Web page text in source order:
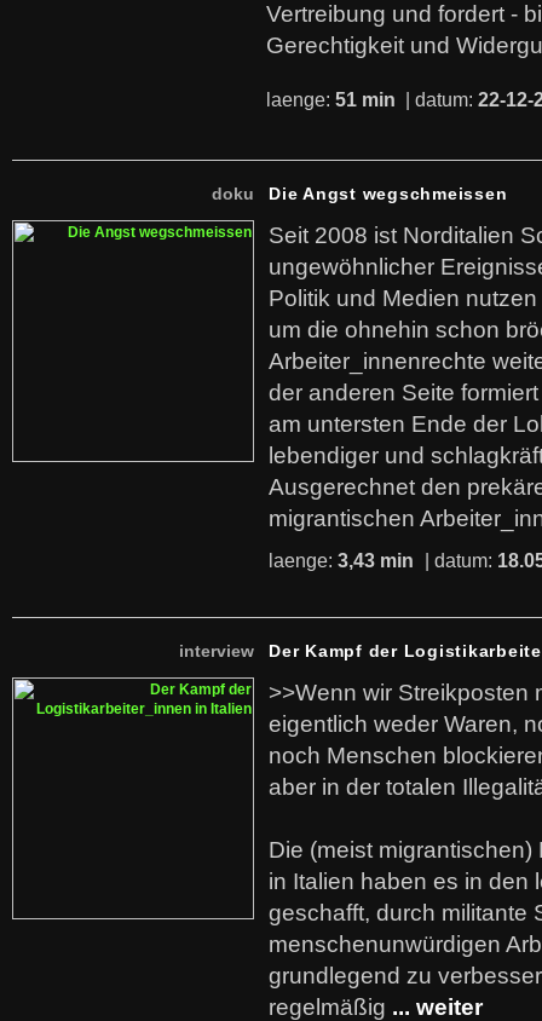
Vertreibung und fordert -
Gerechtigkeit und
laenge: 51 min | datum: 22-12-
doku Die Angst wegschmeissen
Seit 2008 ist Norditalien
ungewöhnlicher
Politik und Medien
um die ohnehin schon
Arbeiter_innenrechte
der anderen Seite
am untersten Ende der
lebendiger und
Ausgerechnet den
migrantischen
laenge: 3,43 min | datum:
interview Der Kampf der
>>Wenn wir Streikposten
eigentlich weder Waren,
noch Menschen
aber in der totalen
Die (meist
in Italien haben es in den
geschafft, durch militante
menschenunwürdigen
grundlegend zu
regelmäßig ... weiter